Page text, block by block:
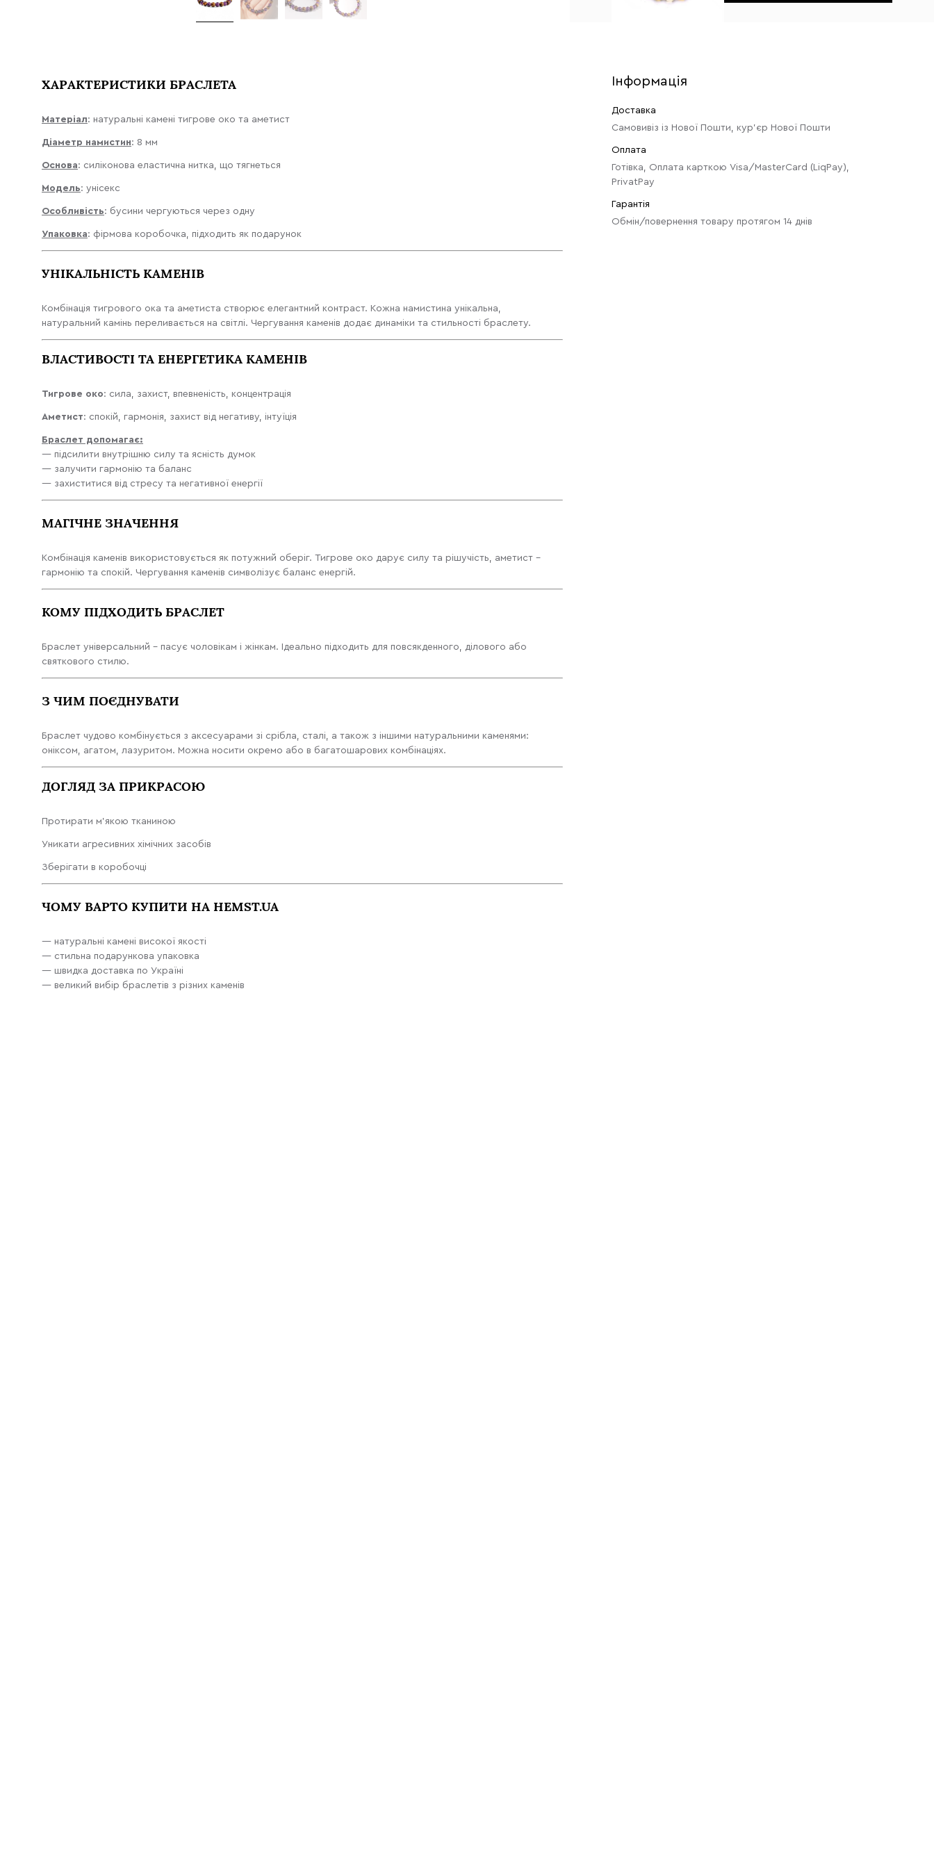
ХАРАКТЕРИСТИКИ БРАСЛЕТА
Матеріал: натуральні камені тигрове око та аметист
Діаметр намистин: 8 мм
Основа: силіконова еластична нитка, що тягнеться
Модель: унісекс
Особливість: бусини чергуються через одну
Упаковка: фірмова коробочка, підходить як подарунок
УНІКАЛЬНІСТЬ КАМЕНІВ
Комбінація тигрового ока та аметиста створює елегантний контраст. Кожна намистина унікальна,
натуральний камінь переливається на світлі. Чергування каменів додає динаміки та стильності браслету.
ВЛАСТИВОСТІ ТА ЕНЕРГЕТИКА КАМЕНІВ
Тигрове око: сила, захист, впевненість, концентрація
Аметист: спокій, гармонія, захист від негативу, інтуїція
Браслет допомагає:
— підсилити внутрішню силу та ясність думок
— залучити гармонію та баланс
— захиститися від стресу та негативної енергії
МАГІЧНЕ ЗНАЧЕННЯ
Комбінація каменів використовується як потужний оберіг. Тигрове око дарує силу та рішучість, аметист –
гармонію та спокій. Чергування каменів символізує баланс енергій.
КОМУ ПІДХОДИТЬ БРАСЛЕТ
Браслет універсальний – пасує чоловікам і жінкам. Ідеально підходить для повсякденного, ділового або
святкового стилю.
З ЧИМ ПОЄДНУВАТИ
Браслет чудово комбінується з аксесуарами зі срібла, сталі, а також з іншими натуральними каменями:
оніксом, агатом, лазуритом. Можна носити окремо або в багатошарових комбінаціях.
ДОГЛЯД ЗА ПРИКРАСОЮ
Протирати м’якою тканиною
Уникати агресивних хімічних засобів
Зберігати в коробочці
ЧОМУ ВАРТО КУПИТИ НА HEMST.UA
— натуральні камені високої якості
— стильна подарункова упаковка
— швидка доставка по Україні
— великий вибір браслетів з різних каменів
Інформація
Доставка
Самовивіз із Нової Пошти, кур'єр Нової Пошти
Оплата
Готівка, Оплата карткою Visa/MasterCard (LiqPay),
PrivatPay
Гарантія
Обмін/повернення товару протягом 14 днів